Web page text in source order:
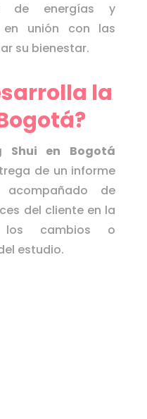
de energías y
en unión con las
su bienestar.
la
Shui en Bogotá
de un informe
de
del cliente en la
los cambios o
estudio.